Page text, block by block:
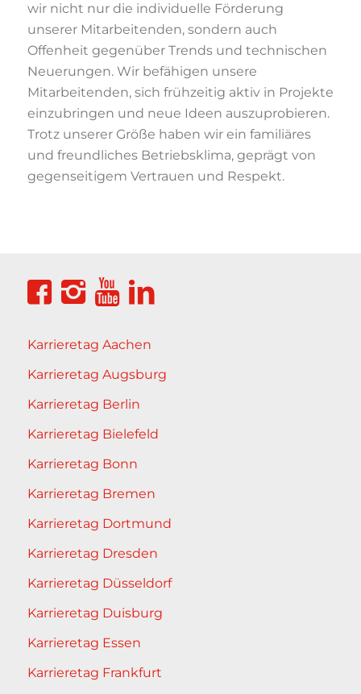
wir nicht nur die individuelle Förderung
unserer Mitarbeitenden, sondern auch
Offenheit gegenüber Trends und technischen
Neuerungen. Wir befähigen unsere
Mitarbeitenden, sich frühzeitig aktiv in Projekte
einzubringen und neue Ideen auszuprobieren.
Trotz unserer Größe haben wir ein familiäres
und freundliches Betriebsklima, geprägt von
gegenseitigem Vertrauen und Respekt.
Karrieretag Aachen
Karrieretag Augsburg
Karrieretag Berlin
Karrieretag Bielefeld
Karrieretag Bonn
Karrieretag Bremen
Karrieretag Dortmund
Karrieretag Dresden
Karrieretag Düsseldorf
Karrieretag Duisburg
Karrieretag Essen
Karrieretag Frankfurt